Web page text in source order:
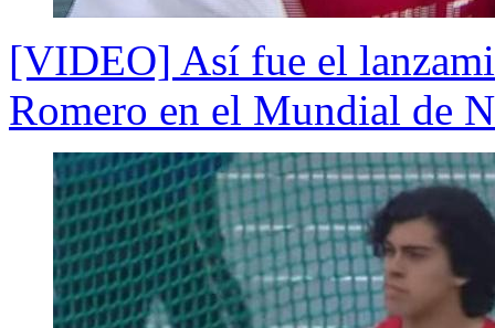
[VIDEO] Así fue el
Romero en el Mundial de